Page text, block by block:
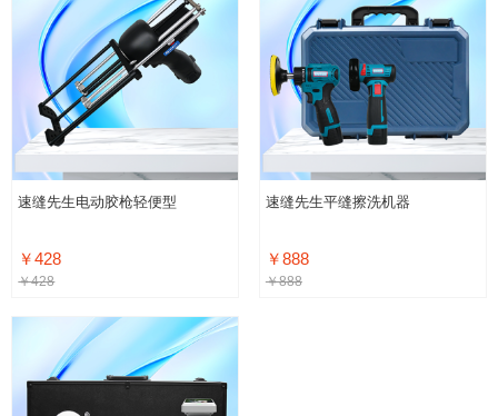
速缝先生电动胶枪轻便型
￥428
￥428
速缝先生平缝擦洗机器
￥888
￥888